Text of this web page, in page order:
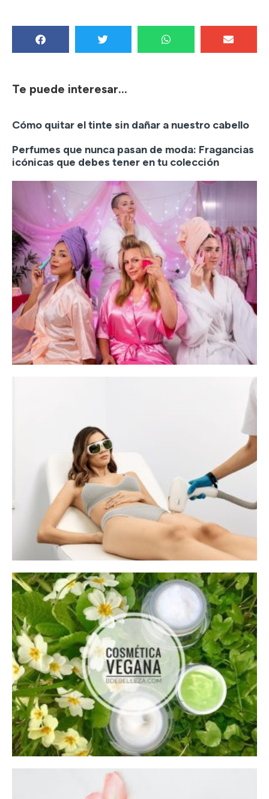
Te puede interesar...
Cómo quitar el tinte sin dañar a nuestro cabello
Perfumes que nunca pasan de moda: Fragancias
icónicas que debes tener en tu colección